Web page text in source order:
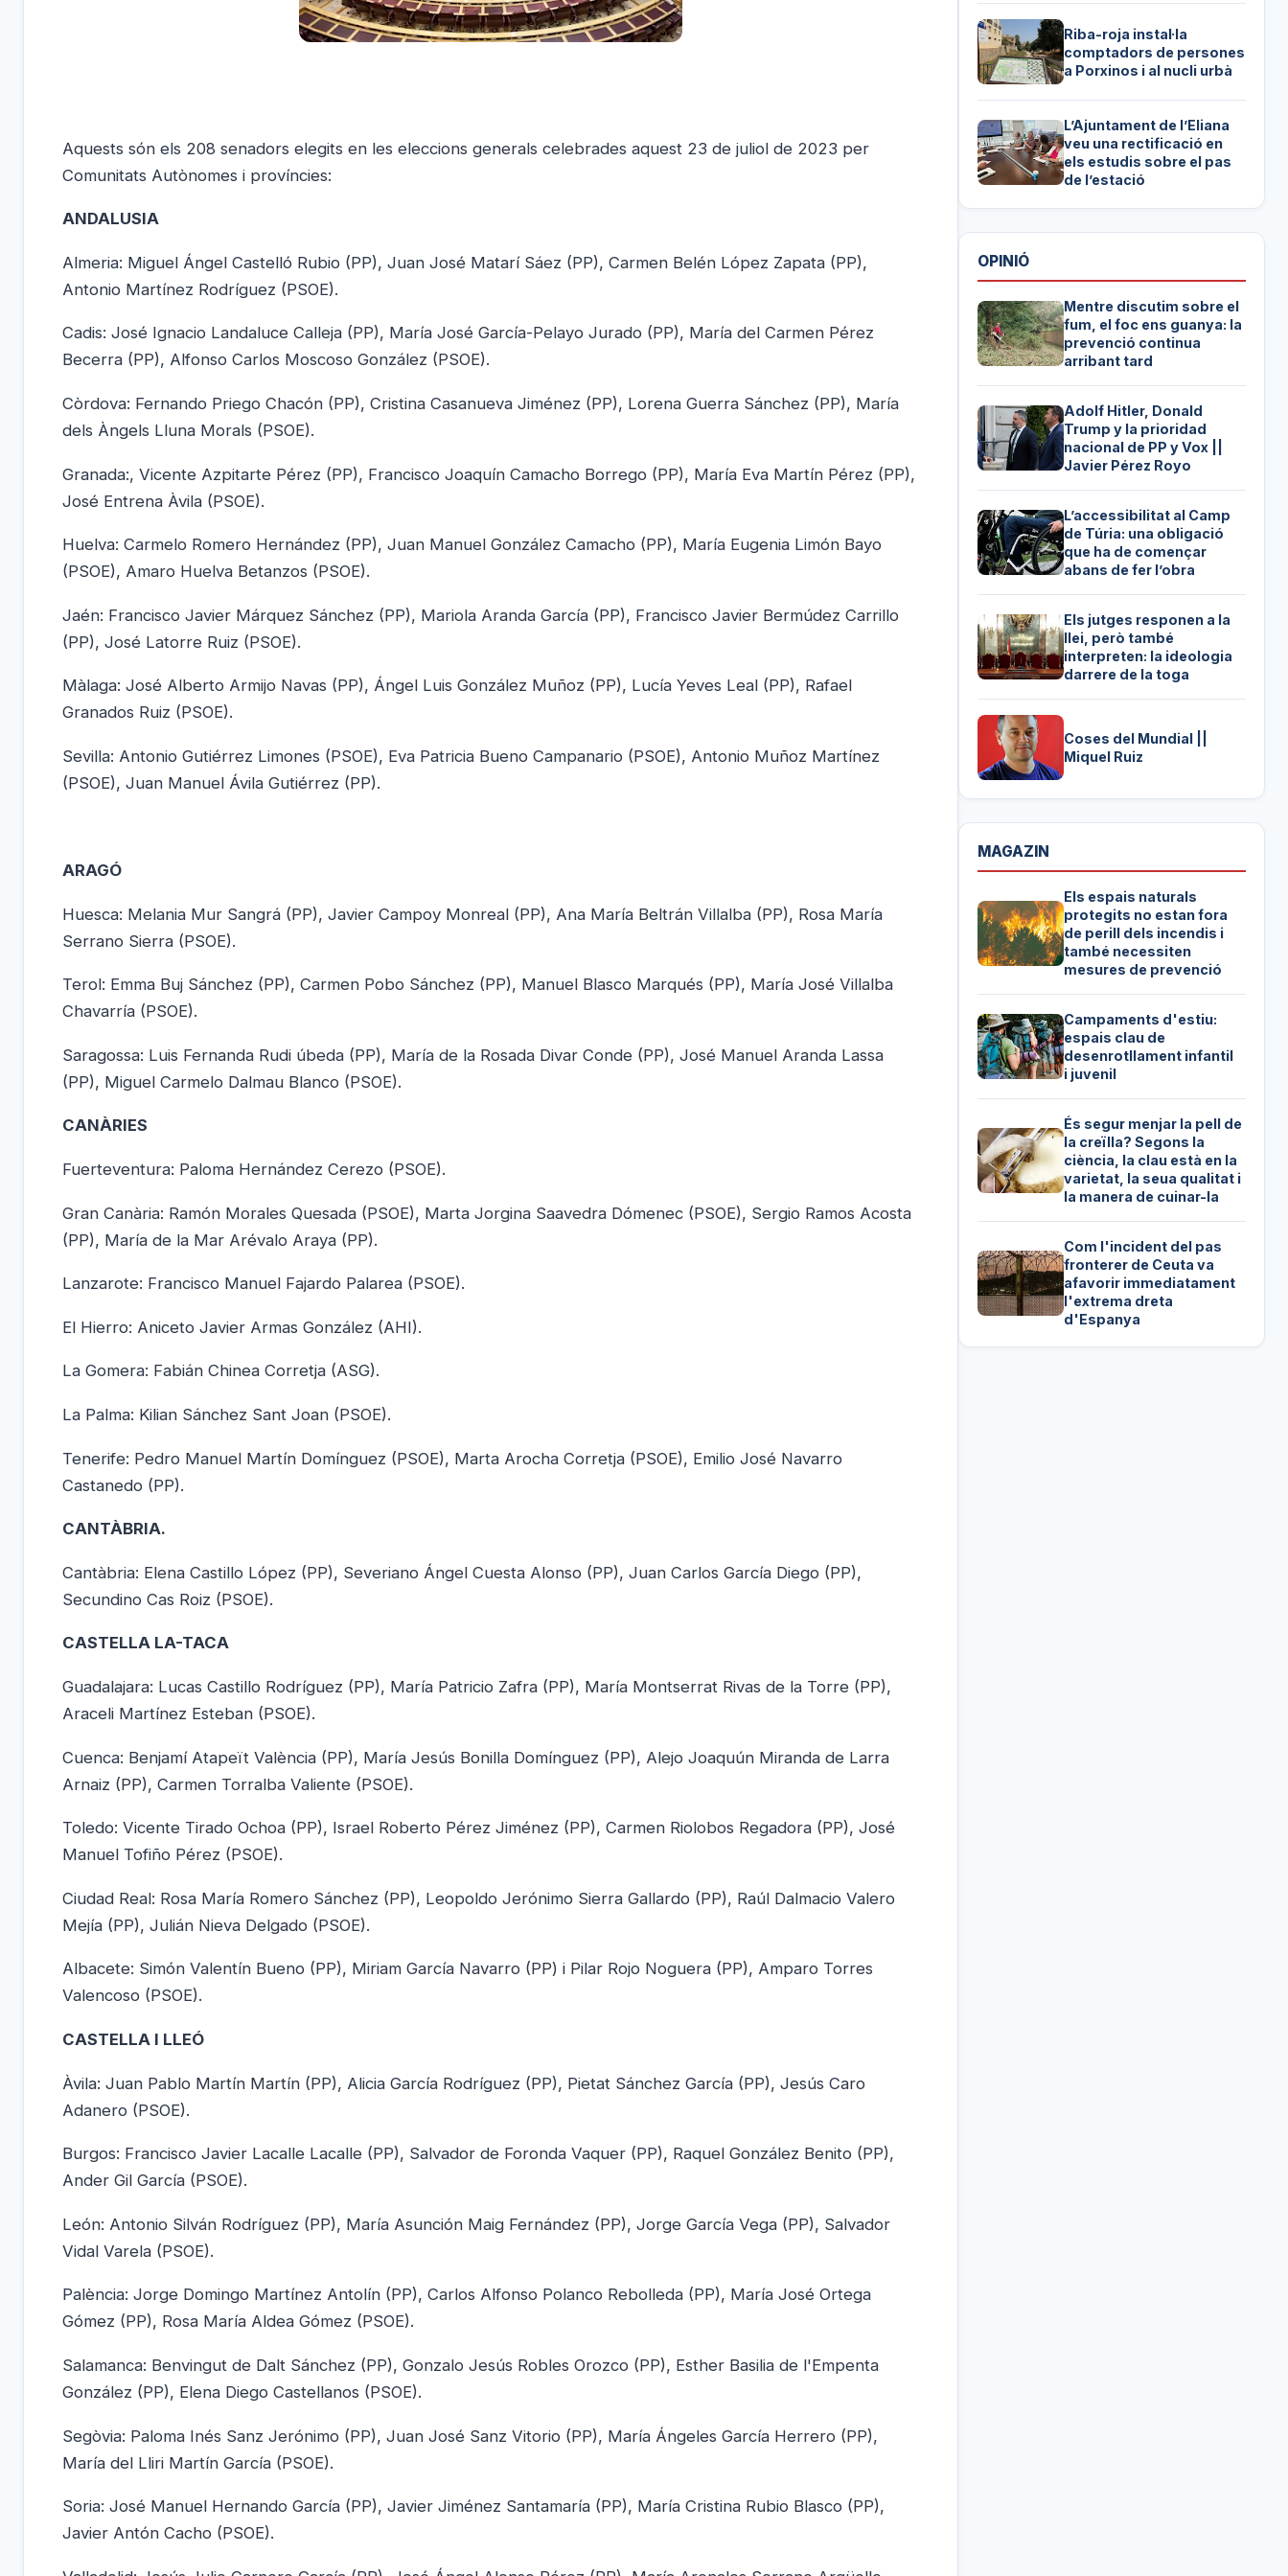
Aquests són els 208 senadors elegits en les eleccions generals celebrades aquest 23 de juliol de 2023 per
Comunitats Autònomes i províncies:
ANDALUSIA
Almeria: Miguel Ángel Castelló Rubio (PP), Juan José Matarí Sáez (PP), Carmen Belén López Zapata (PP),
Antonio Martínez Rodríguez (PSOE).
Cadis: José Ignacio Landaluce Calleja (PP), María José García-Pelayo Jurado (PP), María del Carmen Pérez
Becerra (PP), Alfonso Carlos Moscoso González (PSOE).
Còrdova: Fernando Priego Chacón (PP), Cristina Casanueva Jiménez (PP), Lorena Guerra Sánchez (PP), María
dels Àngels Lluna Morals (PSOE).
Granada:, Vicente Azpitarte Pérez (PP), Francisco Joaquín Camacho Borrego (PP), María Eva Martín Pérez (PP),
José Entrena Àvila (PSOE).
Huelva: Carmelo Romero Hernández (PP), Juan Manuel González Camacho (PP), María Eugenia Limón Bayo
(PSOE), Amaro Huelva Betanzos (PSOE).
Jaén: Francisco Javier Márquez Sánchez (PP), Mariola Aranda García (PP), Francisco Javier Bermúdez Carrillo
(PP), José Latorre Ruiz (PSOE).
Màlaga: José Alberto Armijo Navas (PP), Ángel Luis González Muñoz (PP), Lucía Yeves Leal (PP), Rafael
Granados Ruiz (PSOE).
Sevilla: Antonio Gutiérrez Limones (PSOE), Eva Patricia Bueno Campanario (PSOE), Antonio Muñoz Martínez
(PSOE), Juan Manuel Ávila Gutiérrez (PP).
ARAGÓ
Huesca: Melania Mur Sangrá (PP), Javier Campoy Monreal (PP), Ana María Beltrán Villalba (PP), Rosa María
Serrano Sierra (PSOE).
Terol: Emma Buj Sánchez (PP), Carmen Pobo Sánchez (PP), Manuel Blasco Marqués (PP), María José Villalba
Chavarría (PSOE).
Saragossa: Luis Fernanda Rudi úbeda (PP), María de la Rosada Divar Conde (PP), José Manuel Aranda Lassa
(PP), Miguel Carmelo Dalmau Blanco (PSOE).
CANÀRIES
Fuerteventura: Paloma Hernández Cerezo (PSOE).
Gran Canària: Ramón Morales Quesada (PSOE), Marta Jorgina Saavedra Dómenec (PSOE), Sergio Ramos Acosta
(PP), María de la Mar Arévalo Araya (PP).
Lanzarote: Francisco Manuel Fajardo Palarea (PSOE).
El Hierro: Aniceto Javier Armas González (AHI).
La Gomera: Fabián Chinea Corretja (ASG).
La Palma: Kilian Sánchez Sant Joan (PSOE).
Tenerife: Pedro Manuel Martín Domínguez (PSOE), Marta Arocha Corretja (PSOE), Emilio José Navarro
Castanedo (PP).
CANTÀBRIA.
Cantàbria: Elena Castillo López (PP), Severiano Ángel Cuesta Alonso (PP), Juan Carlos García Diego (PP),
Secundino Cas Roiz (PSOE).
CASTELLA LA-TACA
Guadalajara: Lucas Castillo Rodríguez (PP), María Patricio Zafra (PP), María Montserrat Rivas de la Torre (PP),
Araceli Martínez Esteban (PSOE).
Cuenca: Benjamí Atapeït València (PP), María Jesús Bonilla Domínguez (PP), Alejo Joaquún Miranda de Larra
Arnaiz (PP), Carmen Torralba Valiente (PSOE).
Toledo: Vicente Tirado Ochoa (PP), Israel Roberto Pérez Jiménez (PP), Carmen Riolobos Regadora (PP), José
Manuel Tofiño Pérez (PSOE).
Ciudad Real: Rosa María Romero Sánchez (PP), Leopoldo Jerónimo Sierra Gallardo (PP), Raúl Dalmacio Valero
Mejía (PP), Julián Nieva Delgado (PSOE).
Albacete: Simón Valentín Bueno (PP), Miriam García Navarro (PP) i Pilar Rojo Noguera (PP), Amparo Torres
Valencoso (PSOE).
CASTELLA I LLEÓ
Àvila: Juan Pablo Martín Martín (PP), Alicia García Rodríguez (PP), Pietat Sánchez García (PP), Jesús Caro
Adanero (PSOE).
Burgos: Francisco Javier Lacalle Lacalle (PP), Salvador de Foronda Vaquer (PP), Raquel González Benito (PP),
Ander Gil García (PSOE).
León: Antonio Silván Rodríguez (PP), María Asunción Maig Fernández (PP), Jorge García Vega (PP), Salvador
Vidal Varela (PSOE).
Palència: Jorge Domingo Martínez Antolín (PP), Carlos Alfonso Polanco Rebolleda (PP), María José Ortega
Gómez (PP), Rosa María Aldea Gómez (PSOE).
Salamanca: Benvingut de Dalt Sánchez (PP), Gonzalo Jesús Robles Orozco (PP), Esther Basilia de l'Empenta
González (PP), Elena Diego Castellanos (PSOE).
Segòvia: Paloma Inés Sanz Jerónimo (PP), Juan José Sanz Vitorio (PP), María Ángeles García Herrero (PP),
María del Lliri Martín García (PSOE).
Soria: José Manuel Hernando García (PP), Javier Jiménez Santamaría (PP), María Cristina Rubio Blasco (PP),
Javier Antón Cacho (PSOE).
Riba-roja instal·la
comptadors de persones
a Porxinos i al nucli urbà
L’Ajuntament de l’Eliana
veu una rectificació en
els estudis sobre el pas
de l’estació
OPINIÓ
Mentre discutim sobre el
fum, el foc ens guanya: la
prevenció continua
arribant tard
Adolf Hitler, Donald
Trump y la prioridad
nacional de PP y Vox ||
Javier Pérez Royo
L’accessibilitat al Camp
de Túria: una obligació
que ha de començar
abans de fer l’obra
Els jutges responen a la
llei, però també
interpreten: la ideologia
darrere de la toga
Coses del Mundial ||
Miquel Ruiz
MAGAZIN
Els espais naturals
protegits no estan fora
de perill dels incendis i
també necessiten
mesures de prevenció
Campaments d'estiu:
espais clau de
desenrotllament infantil
i juvenil
És segur menjar la pell de
la creïlla? Segons la
ciència, la clau està en la
varietat, la seua qualitat i
la manera de cuinar-la
Com l'incident del pas
fronterer de Ceuta va
afavorir immediatament
l'extrema dreta
d'Espanya